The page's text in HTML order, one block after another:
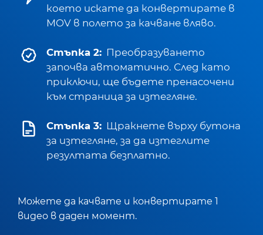
което искате да конвертирате в
MOV в полето за качване вляво.
Стъпка 2: Преобразуването
започва автоматично. След като
приключи, ще бъдете пренасочени
към страница за изтегляне.
Стъпка 3: Щракнете върху бутона
за изтегляне, за да изтеглите
резултата безплатно.
Можете да качвате и конвертирате 1
видео в даден момент.